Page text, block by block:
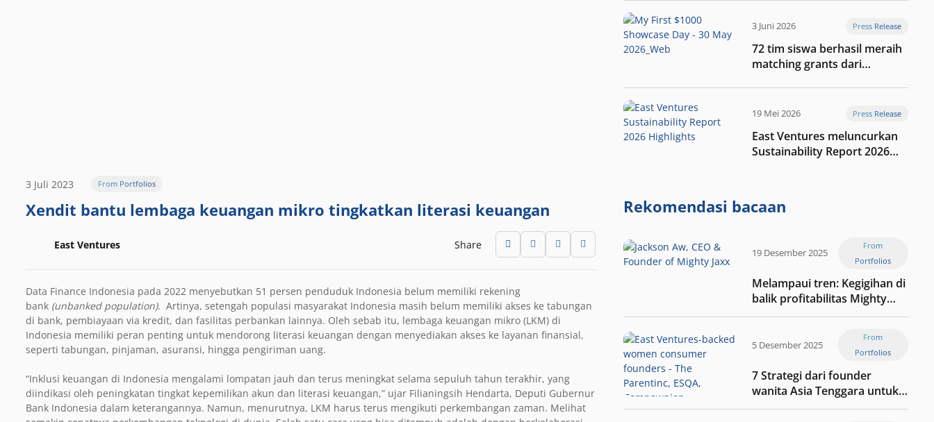
3 Juli 2023 From Portfolios
Xendit bantu lembaga keuangan mikro tingkatkan literasi keuangan
East Ventures Share
Data Finance Indonesia pada 2022 menyebutkan 51 persen penduduk Indonesia belum memiliki rekening
bank (unbanked population). Artinya, setengah populasi masyarakat Indonesia masih belum memiliki akses ke tabungan
di bank, pembiayaan via kredit, dan fasilitas perbankan lainnya. Oleh sebab itu, lembaga keuangan mikro (LKM) di
Indonesia memiliki peran penting untuk mendorong literasi keuangan dengan menyediakan akses ke layanan finansial,
seperti tabungan, pinjaman, asuransi, hingga pengiriman uang.
“Inklusi keuangan di Indonesia mengalami lompatan jauh dan terus meningkat selama sepuluh tahun terakhir, yang
diindikasi oleh peningkatan tingkat kepemilikan akun dan literasi keuangan,” ujar Filianingsih Hendarta, Deputi Gubernur
Bank Indonesia dalam keterangannya. Namun, menurutnya, LKM harus terus mengikuti perkembangan zaman. Melihat
3 Juni 2026 Press Release
72 tim siswa berhasil meraih
matching grants dari
19 Mei 2026 Press Release
East Ventures meluncurkan
Sustainability Report 2026
Rekomendasi bacaan
19 Desember 2025
From
Portfolios
Melampaui tren: Kegigihan di
balik profitabilitas Mighty
Jaxx
5 Desember 2025
From
Portfolios
7 Strategi dari founder
wanita Asia Tenggara untuk
tetap relevan di tengah